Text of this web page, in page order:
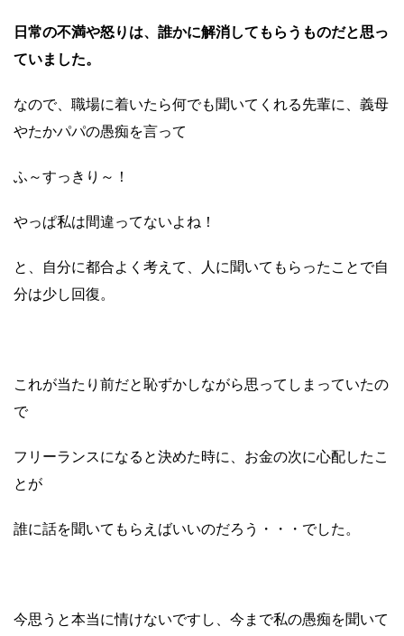
日常の不満や怒りは、誰かに解消してもらうものだと思っ
ていました。
なので、職場に着いたら何でも聞いてくれる先輩に、義母
やたかパパの愚痴を言って
ふ～すっきり～！
やっぱ私は間違ってないよね！
と、自分に都合よく考えて、人に聞いてもらったことで自
分は少し回復。
これが当たり前だと恥ずかしながら思ってしまっていたの
で
フリーランスになると決めた時に、お金の次に心配したこ
とが
誰に話を聞いてもらえばいいのだろう・・・でした。
今思うと本当に情けないですし、今まで私の愚痴を聞いて